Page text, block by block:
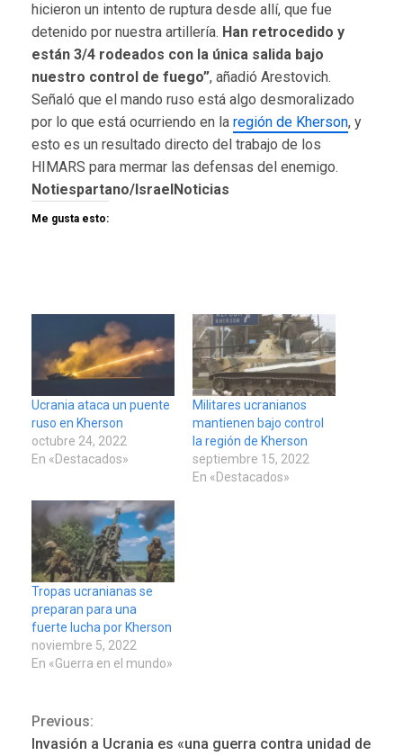
hicieron un intento de ruptura desde allí, que fue
detenido por nuestra artillería. Han retrocedido y
están 3/4 rodeados con la única salida bajo
nuestro control de fuego”, añadió Arestovich.
Señaló que el mando ruso está algo desmoralizado
por lo que está ocurriendo en la región de Kherson, y
esto es un resultado directo del trabajo de los
HIMARS para mermar las defensas del enemigo.
Notiespartano/IsraelNoticias
Me gusta esto:
Ucrania ataca un puente
ruso en Kherson
octubre 24, 2022
En «Destacados»
Militares ucranianos
mantienen bajo control
la región de Kherson
septiembre 15, 2022
En «Destacados»
Tropas ucranianas se
preparan para una
fuerte lucha por Kherson
noviembre 5, 2022
En «Guerra en el mundo»
Continue
Previous:
Invasión a Ucrania es «una guerra contra unidad de